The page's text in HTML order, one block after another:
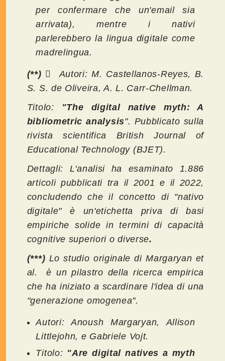
per confermare che un'email sia
arrivata), mentre i nativi
parlerebbero la lingua digitale come
madrelingua.
(**)  Autori: M. Castellanos-Reyes, B.
S. S. de Oliveira, A. L. Carr-Chellman.
Titolo:
"The digital native myth: A
bibliometric analysis". Pubblicato sulla
rivista scientifica British Journal of
Educational Technology (BJET).
Dettagli: L'analisi ha esaminato 1.886
articoli pubblicati tra il 2001 e il 2022,
concludendo che il concetto di "nativo
digitale" è un'etichetta priva di basi
empiriche solide in termini di capacità
cognitive superiori o diverse.
(***) Lo studio originale di Margaryan et
al. è un pilastro della ricerca empirica
che ha iniziato a scardinare l'idea di una
"generazione omogenea".
Autori: Anoush Margaryan, Allison
Littlejohn, e Gabriele Vojt.
Titolo: "Are digital natives a myth